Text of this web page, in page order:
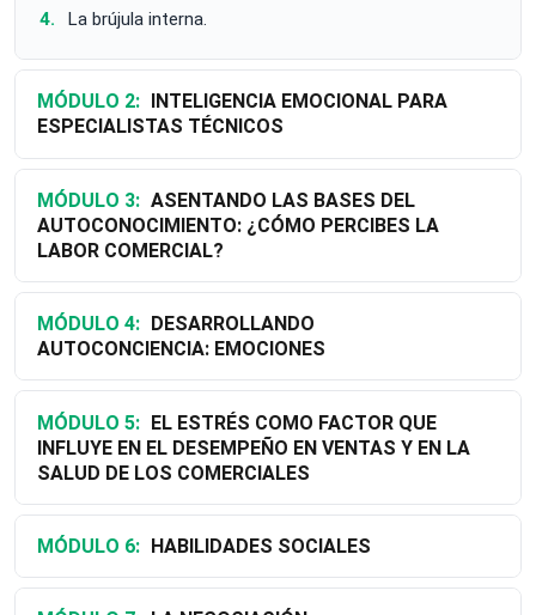
La brújula interna.
MÓDULO 2:
ESPECIALISTAS TÉCNICOS
MÓDULO 3: ASENTANDO LAS BASES DEL
AUTOCONOCIMIENTO: ¿CÓMO PERCIBES LA
LABOR COMERCIAL?
MÓDULO 4:
AUTOCONCIENCIA: EMOCIONES
MÓDULO 5:
INFLUYE EN EL DESEMPEÑO EN VENTAS Y EN LA
SALUD DE LOS COMERCIALES
MÓDULO 6: HABILIDADES SOCIALES